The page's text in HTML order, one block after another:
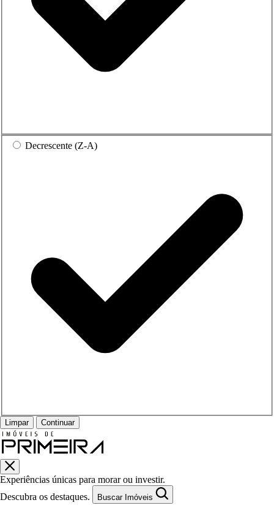
Decrescente (Z-A)
Limpar Continuar
Experiências únicas para morar ou investir.
Descubra os destaques.
Buscar Imóveis